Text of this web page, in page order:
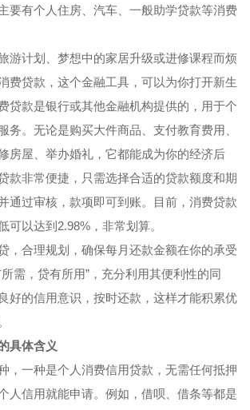
要有个人住房、汽车、一般助学贷款等消费
游计划、梦想中的家居升级或进修课程而烦
费贷款，这个金融工具，可以为你打开新生
贷款是银行或其他金融机构提供的，用于个
务。无论是购买大件商品、支付教育费用、
房屋、举办婚礼，它都能成为你的经济后
款非常便捷，只需选择合适的贷款额度和期
通过审核，款项即可到账。目前，消费贷款
可以达到2.98%，非常划算。
，合理规划，确保每月还款金额在你的承受
需，贷有所用”，充分利用其便利性的同
好的信用意识，按时还款，这样才能积累优
具体含义
，一种是个人消费信用贷款，无需任何抵押
人信用就能申请。例如，借呗、借条等都是